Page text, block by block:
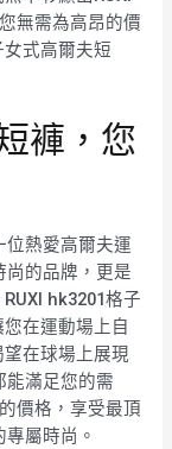
無需為高昂的價
式高爾夫短
褲，您
位熱愛高爾夫運
尚的品牌，更是
hk3201格子
在運動場上自
在球場上展現
能滿足您的需
價格，享受最頂
屬時尚。